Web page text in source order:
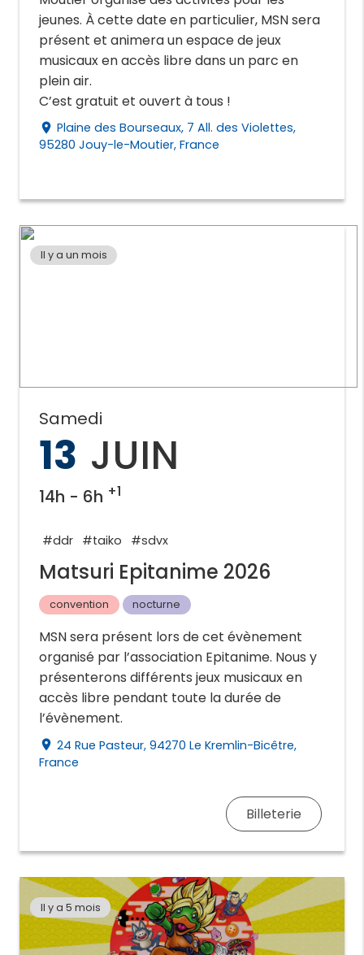
jeunes. À cette date en particulier, MSN sera
présent et animera un espace de jeux
musicaux en accès libre dans un parc en
plein air.
C’est gratuit et ouvert à tous !
place Plaine des Bourseaux, 7 All. des Violettes,
95280 Jouy-le-Moutier, France
Il y a un mois
Samedi
13 JUIN
14h - 6h +1
#ddr #taiko #sdvx
Matsuri Epitanime 2026
convention nocturne
MSN sera présent lors de cet évènement
organisé par l’association Epitanime. Nous y
présenterons différents jeux musicaux en
accès libre pendant toute la durée de
l’évènement.
place 24 Rue Pasteur, 94270 Le Kremlin-Bicêtre,
France
Billeterie
Il y a 5 mois